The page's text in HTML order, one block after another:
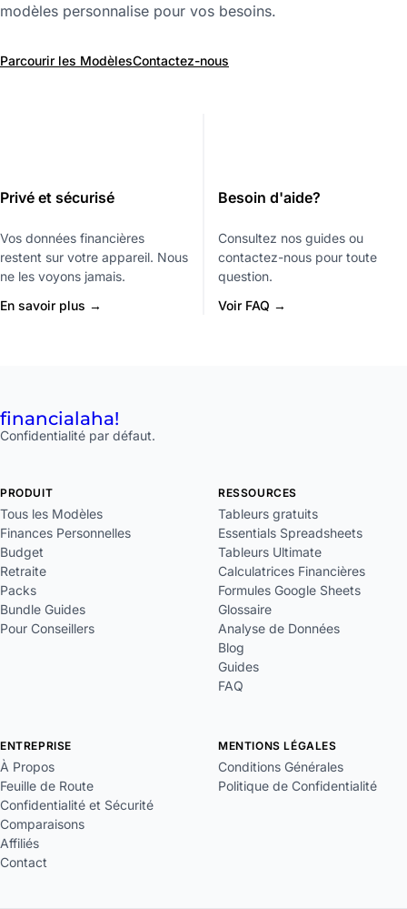
modèles personnalise pour vos besoins.
Parcourir les ModèlesContactez-nous
Privé et sécurisé
Vos données financières
restent sur votre appareil. Nous
ne les voyons jamais.
En savoir plus →
Besoin d'aide?
Consultez nos guides ou
contactez-nous pour toute
question.
Voir FAQ →
financialaha!
Confidentialité par défaut.
PRODUIT
Tous les Modèles
Finances Personnelles
Budget
Retraite
Packs
Bundle Guides
Pour Conseillers
RESSOURCES
Tableurs gratuits
Essentials Spreadsheets
Tableurs Ultimate
Calculatrices Financières
Formules Google Sheets
Glossaire
Analyse de Données
Blog
Guides
FAQ
ENTREPRISE
À Propos
Feuille de Route
Confidentialité et Sécurité
Comparaisons
Affiliés
Contact
MENTIONS LÉGALES
Conditions Générales
Politique de Confidentialité